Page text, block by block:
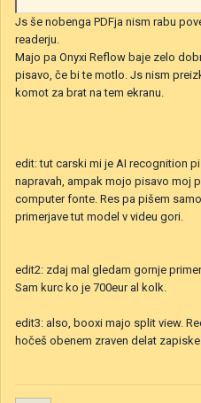
Js še nobenga PDFja nism rabu
readerju.
Majo pa Onyxi Reflow baje zelo
pisavo, če bi te motlo. Js nism
komot za brat na tem ekranu.
edit: tut carski mi je AI recognition
napravah, ampak mojo pisavo moj
computer fonte. Res pa pišem
primerjave tut model v videu gori.
edit2: zdaj mal gledam gornje
Sam kurc ko je 700eur al kolk.
edit3: also, booxi majo split view.
hočeš obenem zraven delat